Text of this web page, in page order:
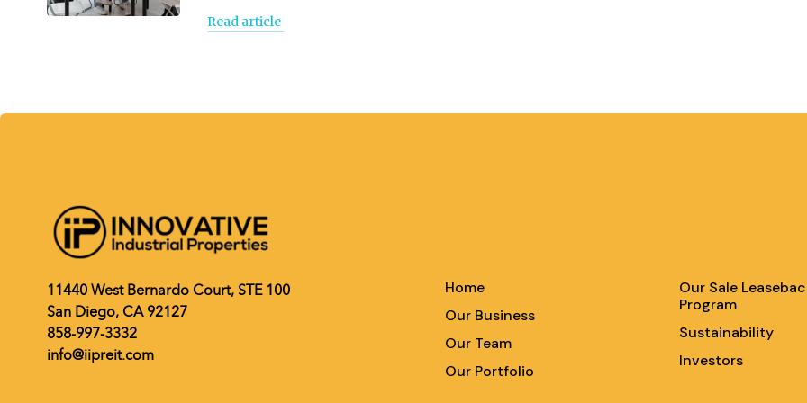
Read article
11440 West Bernardo Court, STE 100
San Diego, CA 92127
858-997-3332
info@iipreit.com
Home
Our Business
Our Team
Our Portfolio
Our Sale
Program
Sustainability
Investors